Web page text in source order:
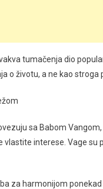
tumačenja dio
o životu, a ne kao stroga
sa Babom
vlastite interese. Vage
za harmonijom